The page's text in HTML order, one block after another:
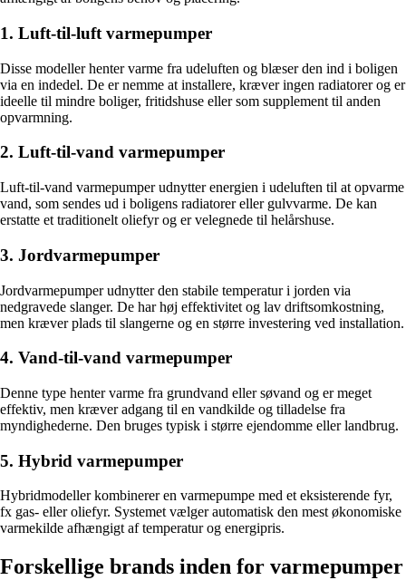
1. Luft-til-luft varmepumper
Disse modeller henter varme fra udeluften og blæser den ind i boligen
via en indedel. De er nemme at installere, kræver ingen radiatorer og er
ideelle til mindre boliger, fritidshuse eller som supplement til anden
opvarmning.
2. Luft-til-vand varmepumper
Luft-til-vand varmepumper udnytter energien i udeluften til at opvarme
vand, som sendes ud i boligens radiatorer eller gulvvarme. De kan
erstatte et traditionelt oliefyr og er velegnede til helårshuse.
3. Jordvarmepumper
Jordvarmepumper udnytter den stabile temperatur i jorden via
nedgravede slanger. De har høj effektivitet og lav driftsomkostning,
men kræver plads til slangerne og en større investering ved installation.
4. Vand-til-vand varmepumper
Denne type henter varme fra grundvand eller søvand og er meget
effektiv, men kræver adgang til en vandkilde og tilladelse fra
myndighederne. Den bruges typisk i større ejendomme eller landbrug.
5. Hybrid varmepumper
Hybridmodeller kombinerer en varmepumpe med et eksisterende fyr,
fx gas- eller oliefyr. Systemet vælger automatisk den mest økonomiske
varmekilde afhængigt af temperatur og energipris.
Forskellige brands inden for varmepumper